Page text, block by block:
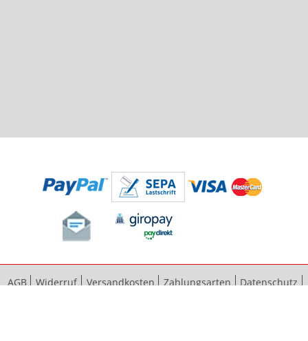
AGB Widerruf Versandkosten Zahlungsarten
Datenschutz